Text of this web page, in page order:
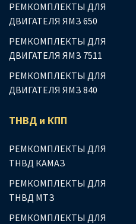
РЕМКОМПЛЕКТЫ ДЛЯ
ДВИГАТЕЛЯ ЯМЗ 650
РЕМКОМПЛЕКТЫ ДЛЯ
ДВИГАТЕЛЯ ЯМЗ 7511
РЕМКОМПЛЕКТЫ ДЛЯ
ДВИГАТЕЛЯ ЯМЗ 840
ТНВД и КПП
РЕМКОМПЛЕКТЫ ДЛЯ
ТНВД КАМАЗ
РЕМКОМПЛЕКТЫ ДЛЯ
ТНВД МТЗ
РЕМКОМПЛЕКТЫ ДЛЯ